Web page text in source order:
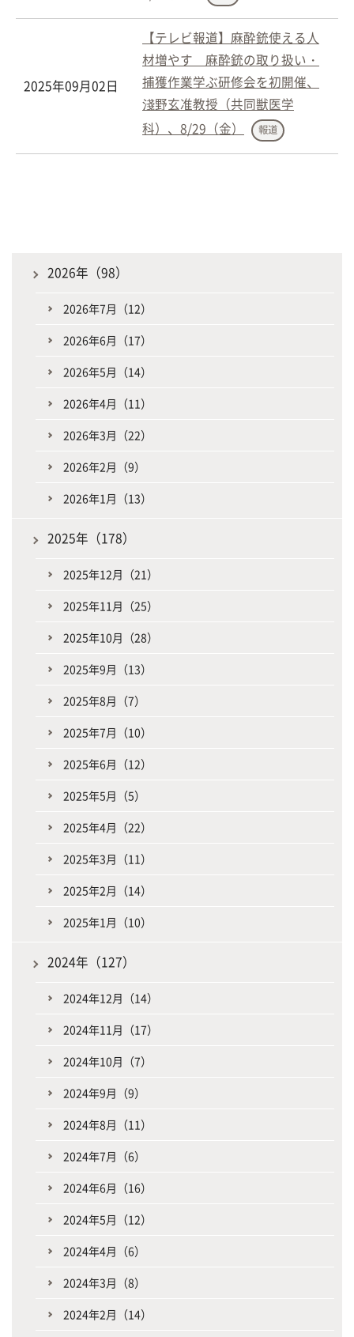
2025年09月02日
【テレビ報道】麻酔銃使える人
材増やす 麻酔銃の取り扱い・
捕獲作業学ぶ研修会を初開催、
淺野玄准教授（共同獣医学
科）、8/29（金）
報道
2026年（98）
2026年7月（12）
2026年6月（17）
2026年5月（14）
2026年4月（11）
2026年3月（22）
2026年2月（9）
2026年1月（13）
2025年（178）
2025年12月（21）
2025年11月（25）
2025年10月（28）
2025年9月（13）
2025年8月（7）
2025年7月（10）
2025年6月（12）
2025年5月（5）
2025年4月（22）
2025年3月（11）
2025年2月（14）
2025年1月（10）
2024年（127）
2024年12月（14）
2024年11月（17）
2024年10月（7）
2024年9月（9）
2024年8月（11）
2024年7月（6）
2024年6月（16）
2024年5月（12）
2024年4月（6）
2024年3月（8）
2024年2月（14）